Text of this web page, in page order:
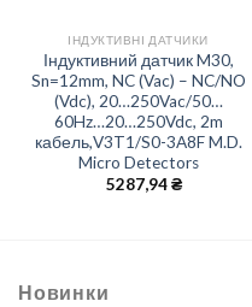
ІНДУКТИВНІ ДАТЧИКИ
Індуктивний датчик M30,
Sn=12mm, NC (Vac) – NC/NO
(Vdc), 20…250Vac/50…
60Hz…20…250Vdc, 2m
кабель,V3T1/S0-3A8F M.D.
Micro Detectors
5287,94₴
Новинки